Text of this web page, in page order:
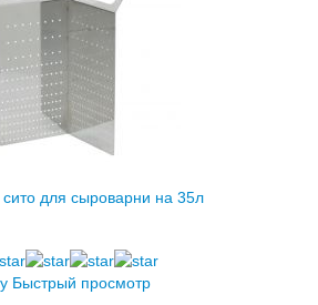
для сыроварни на 35л
Быстрый просмотр